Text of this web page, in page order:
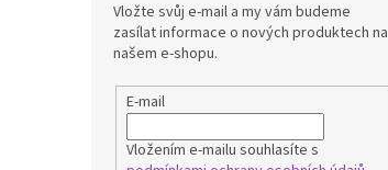
Vložte svůj e-mail a my vám budeme
zasílat informace o nových produktech na
našem e-shopu.
E-mail
Vložením e-mailu souhlasíte s